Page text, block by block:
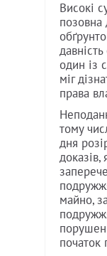
Високі
позовна
один із
міг
права
тому
дня
доказів,
майно,
початок